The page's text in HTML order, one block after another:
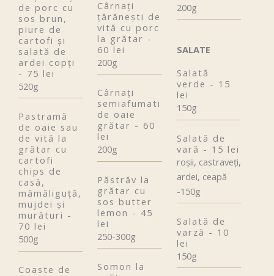
de porc cu
sos brun,
piure de
cartofi și
salată de
ardei copți
- 75 lei
520g
Pastramă
de oaie sau
de vită la
grătar cu
cartofi
chips de
casă,
mămăliguță,
mujdei și
murături -
70 lei
500g
Coaste de
Cârnaţi
țărănești de
vită cu porc
la grătar -
60 lei
200g
Cârnaţi
semiafumati
de oaie
grătar - 60
lei
200g
Păstrăv la
grătar cu
sos butter
lemon - 45
lei
250-300g
Somon la
200g
SALATE
Salată
verde - 15
lei
150g
Salată de
vară - 15 lei
roșii, castraveți,
ardei, ceapă
-150g
Salată de
varză - 10
lei
150g